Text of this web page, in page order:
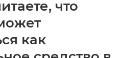
что
как